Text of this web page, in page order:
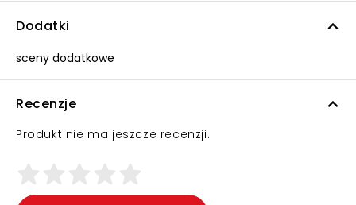
Dodatki
sceny dodatkowe
Recenzje
Produkt nie ma jeszcze recenzji.